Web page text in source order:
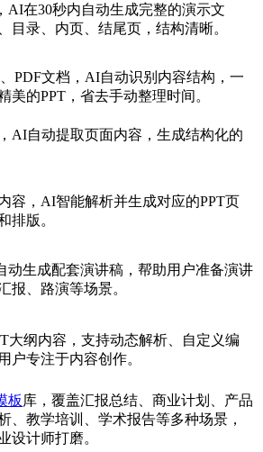
AI在30秒内自动生成完整的演示文
目录、内页、结尾页，结构清晰。
PDF文档，AI自动识别内容结构，一
美的PPT，省去手动整理时间。
AI自动提取页面内容，生成结构化的
容，AI智能解析并生成对应的PPT页
排版。
动生成配套演讲稿，帮助用户准备演讲
报、路演等场景。
大纲内容，支持动态解析、自定义编
户专注于内容创作。
板 库，覆盖汇报总结、商业计划、产品
、教学培训、学术报告等多种场景，
设计师打磨。